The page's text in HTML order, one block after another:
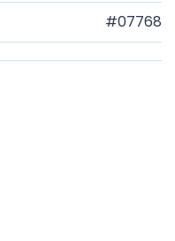
#07768